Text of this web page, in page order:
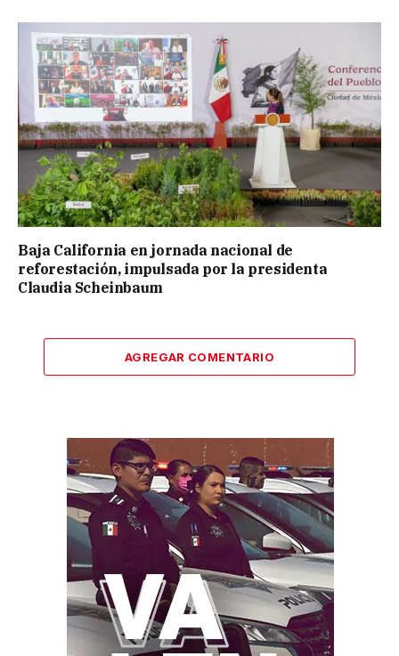
Baja California en jornada nacional de
reforestación, impulsada por la presidenta
Claudia Scheinbaum
AGREGAR COMENTARIO